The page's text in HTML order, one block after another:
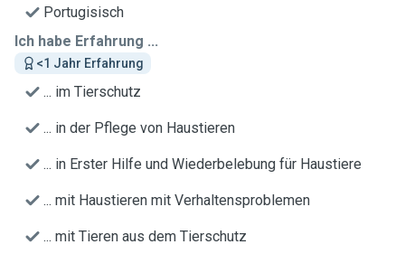
Portugisisch
Ich habe Erfahrung ...
<1 Jahr Erfahrung
... im Tierschutz
... in der Pflege von Haustieren
... in Erster Hilfe und Wiederbelebung für Haustiere
... mit Haustieren mit Verhaltensproblemen
... mit Tieren aus dem Tierschutz